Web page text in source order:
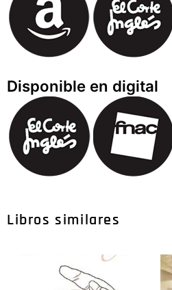
Disponible en digital
Libros similares